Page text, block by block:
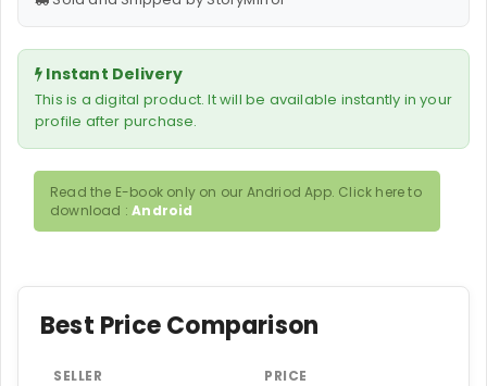
Instant Delivery
This is a digital product. It will be available instantly in your
profile after purchase.
Read the E-book only on our Andriod App. Click here to
download :Android
Best Price Comparison
SELLER PRICE